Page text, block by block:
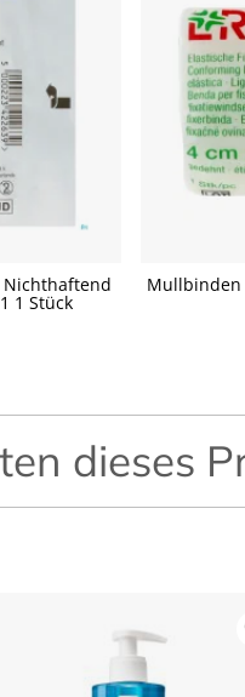
1 Stück
Mullbinden
dieses